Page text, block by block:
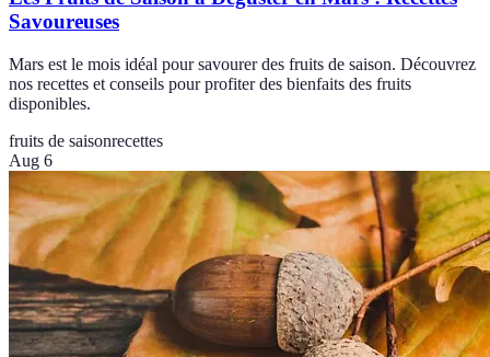
Savoureuses
Mars est le mois idéal pour savourer des fruits de saison. Découvrez
nos recettes et conseils pour profiter des bienfaits des fruits
disponibles.
fruits de saisonrecettes
Aug 6